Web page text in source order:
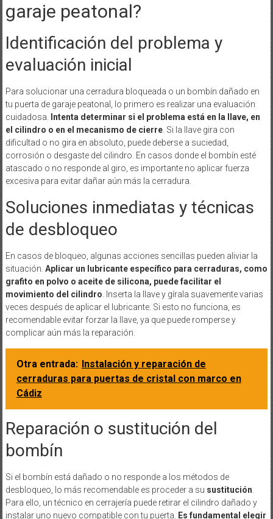
garaje peatonal?
Identificación del problema y
evaluación inicial
Para solucionar una cerradura bloqueada o un bombín dañado en
tu puerta de garaje peatonal, lo primero es realizar una evaluación
cuidadosa. Intenta determinar si el problema está en la llave, en
el cilindro o en el mecanismo de cierre. Si la llave gira con
dificultad o no gira en absoluto, puede deberse a suciedad,
corrosión o desgaste del cilindro. En casos donde el bombín esté
atascado o no responde al giro, es importante no aplicar fuerza
excesiva para evitar dañar aún más la cerradura.
Soluciones inmediatas y técnicas
de desbloqueo
En casos de bloqueo, algunas acciones sencillas pueden aliviar la
situación. Aplicar un lubricante específico para cerraduras, como
grafito en polvo o aceite de silicona, puede facilitar el
movimiento del cilindro. Inserta la llave y gírala suavemente varias
veces después de aplicar el lubricante. Si esto no funciona, es
recomendable evitar forzar la llave, ya que puede romperse y
complicar aún más la reparación.
Otra entrada: Instalación y reparación de
cerraduras para puertas de cristal con marco en
Cádiz
Reparación o sustitución del
bombín
Si el bombín está dañado o no responde a los métodos de
desbloqueo, lo más recomendable es proceder a su sustitución.
Para ello, un técnico en cerrajería puede retirar el cilindro dañado y
instalar uno nuevo compatible con tu puerta. Es fundamental elegir